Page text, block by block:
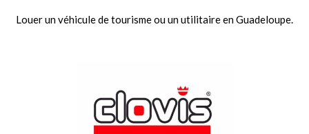
Louer un véhicule de tourisme ou un utilitaire en Guadeloupe.